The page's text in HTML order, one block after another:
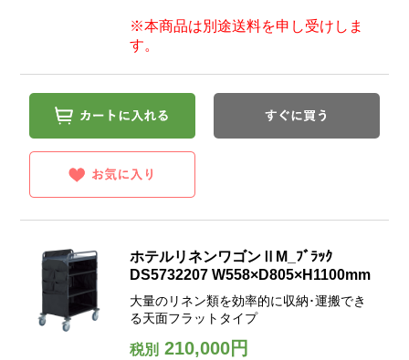
※本商品は別途送料を申し受けしま
す。
ホテルリネンワゴンⅡM_ﾌﾞﾗｯｸ
DS5732207 W558×D805×H1100mm
大量のリネン類を効率的に収納･運搬でき
る天面フラットタイプ
税別210,000円